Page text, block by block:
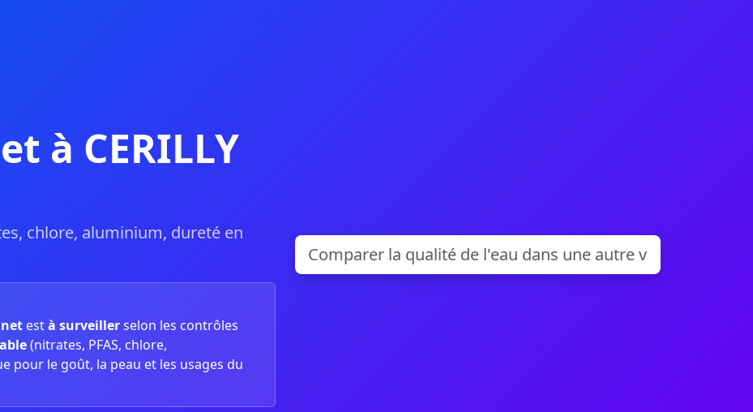
à CERILLY
chlore, aluminium, dureté en
està surveillerselon les contrôles
(nitrates, PFAS, chlore,
pour le goût, la peau et les usages du